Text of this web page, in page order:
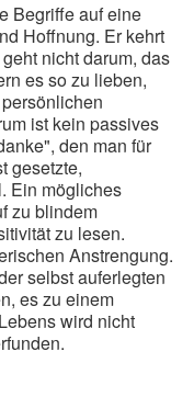
Begriffe auf eine
Hoffnung. Er kehrt
nicht darum, das
es so zu lieben,
ist kein passives
den man für
gesetzte,
Ein mögliches
zu blindem
zu lesen.
Anstrengung.
selbst auferlegten
es zu einem
wird nicht